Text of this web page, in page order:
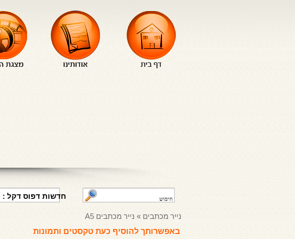
חדשות דפוס דקל :
נייר מכתבים » נייר מכתבים A5
באפשרותך להוסיף כעת טקסטים ותמונות